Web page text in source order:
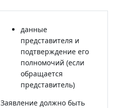
данные
представителя и
подтверждение его
полномочий (если
обращается
представитель)
Заявление должно быть